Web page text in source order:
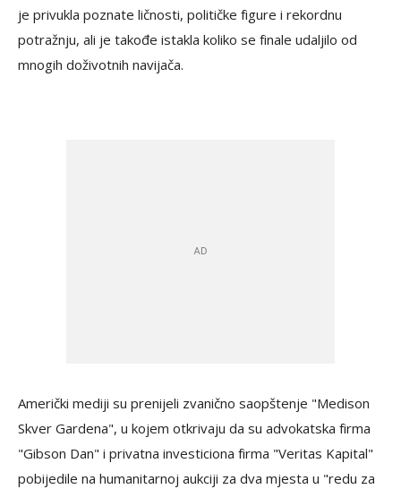
je privukla poznate ličnosti, političke figure i rekordnu
potražnju, ali je takođe istakla koliko se finale udaljilo od
mnogih doživotnih navijača.
Američki mediji su prenijeli zvanično saopštenje "Medison
Skver Gardena", u kojem otkrivaju da su advokatska firma
"Gibson Dan" i privatna investiciona firma "Veritas Kapital"
pobijedile na humanitarnoj aukciji za dva mjesta u "redu za